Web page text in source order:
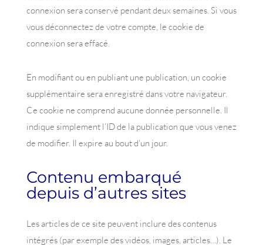
connexion sera conservé pendant deux semaines. Si vous
vous déconnectez de votre compte, le cookie de
connexion sera effacé.
En modifiant ou en publiant une publication, un cookie
supplémentaire sera enregistré dans votre navigateur.
Ce cookie ne comprend aucune donnée personnelle. Il
indique simplement l’ID de la publication que vous venez
de modifier. Il expire au bout d’un jour.
Contenu embarqué
depuis d’autres sites
Les articles de ce site peuvent inclure des contenus
intégrés (par exemple des vidéos, images, articles…). Le